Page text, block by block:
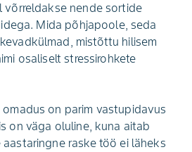
võrreldakse nende sortide
Mida põhjapoole, seda
mistõttu hilisem
osaliselt stressirohkete
on parim vastupidavus
on väga oluline, kuna aitab
raske töö ei läheks